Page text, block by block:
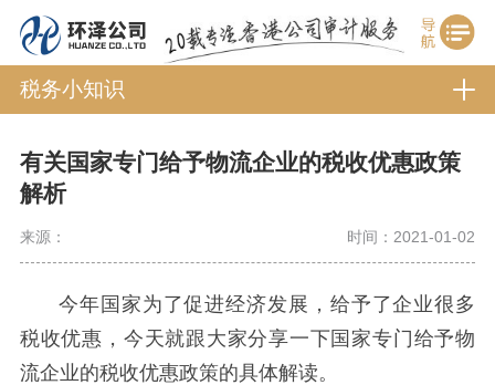
税务小知识
有关国家专门给予物流企业的税收优惠政策
解析
来源： 时间：2021-01-02
今年国家为了促进经济发展，给予了企业很多
税收优惠，今天就跟大家分享一下国家专门给予物
流企业的税收优惠政策的具体解读。